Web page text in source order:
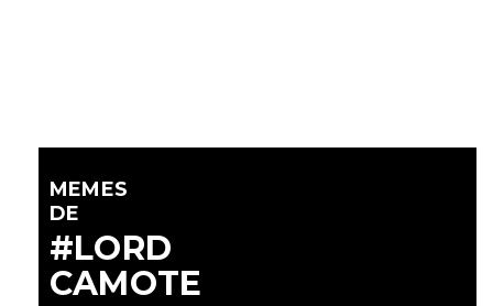
MEMES
DE
#LORD
CAMOTE